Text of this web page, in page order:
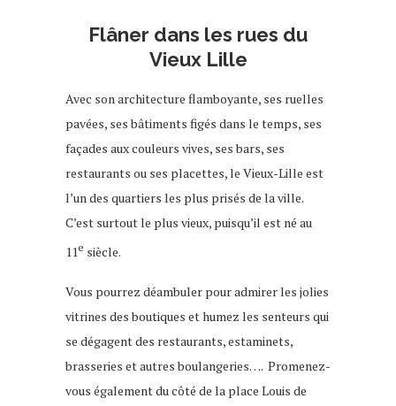
Flâner dans les rues du
Vieux Lille
Avec son architecture flamboyante, ses ruelles
pavées, ses bâtiments figés dans le temps, ses
façades aux couleurs vives, ses bars, ses
restaurants ou ses placettes, le Vieux-Lille est
l’un des quartiers les plus prisés de la ville.
C’est surtoutle plus vieux, puisqu’il est né au
11e siècle.
Vous pourrez déambuler pour admirer les jolies
vitrines des boutiques et humez les senteurs qui
se dégagent des restaurants, estaminets,
brasseries et autres boulangeries…. Promenez-
vous également du côté de la place Louis de